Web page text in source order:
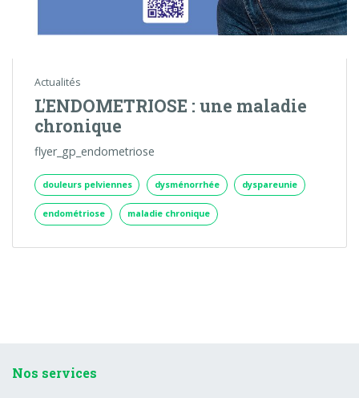
Actualités
L'ENDOMETRIOSE : une maladie
chronique
flyer_gp_endometriose
douleurs pelviennes dysménorrhée dyspareunie
endométriose maladie chronique
Nos services